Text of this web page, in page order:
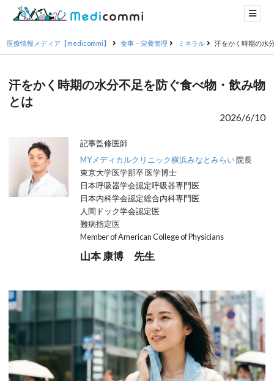
医療情報メディア【medicommi】 食事・栄養管理 ミネラル 汗をかく時期の水
汗をかく時期の水分不足を防ぐ食べ物・飲み物
とは
2026/6/10
記事監修医師
MYメディカルクリニック横浜みなとみらい院長
東京大学医学部卒 医学博士
日本呼吸器学会認定呼吸器専門医
日本内科学会認定総合内科専門医
人間ドック学会認定医
難病指定医
Member of American College of Physicians
山本 康博 先生